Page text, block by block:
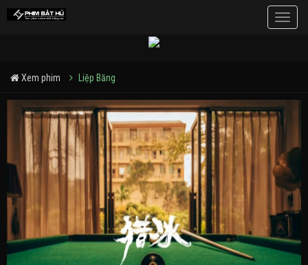
Toggle
Xem phim Liệp Băng